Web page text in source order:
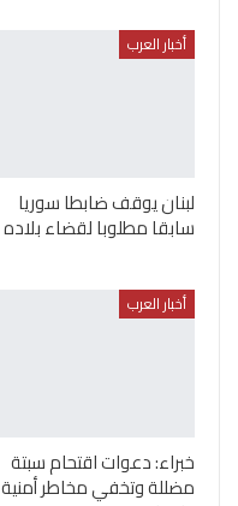
أخبار العرب
لبنان يوقف ضابطا سوريا
سابقا مطلوبا لقضاء بلاده
أخبار العرب
خبراء: دعوات اقتحام سبتة
مضللة وتخفي مخاطر أمنية